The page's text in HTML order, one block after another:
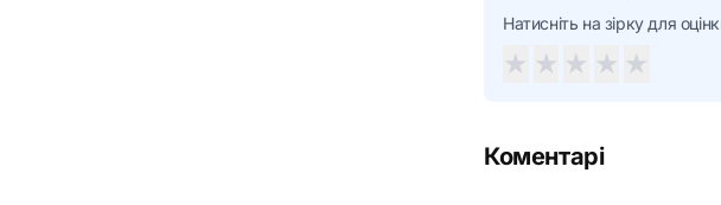
Натисніть на зірку для
★ ★ ★ ★ ★
Коментарі